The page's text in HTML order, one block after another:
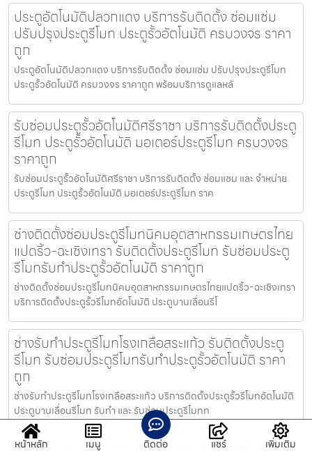
ประตูอัตโนมัติปลวกแดง บริการรับติดตั้ง ซ่อมแซ่ม
ปรับปรุงประตูรีโมท ประตูรั้วอัตโนมัติ ครบวงจร ราคา
ถูก
ประตูอัตโนมัติปลวกแดง บริการรับติดตั้ง ซ่อมแซ่ม ปรับปรุงประตูรีโมท
ประตูรั้วอัตโนมัติ ครบวงจร ราคาถูก พร้อมบริการดูแลหลั
รับซ่อมประตูรั้วอัตโนมัติศรีราชา บริการรับติดตั้งประตู
รีโมท ประตูรั้วอัตโนมัติ มอเตอร์ประตูรีโมท ครบวงจร
ราคาถูก
รับซ่อมประตูรั้วอัตโนมัติศรีราชา บริการรับติดตั้ง ซ่อมแซม และ จำหน่าย
ประตูรีโมท ประตูรั้วอัตโนมัติ มอเตอร์ประตูรีโมท ราค
ช่างติดตั้งซ่อมประตูรีโมทนิคมอุตสาหกรรมเกษตรไทย
แปดริ้ว-ฉะเชิงเทรา รับติดตั้งประตูรีโมท รับซ่อมประตู
รีโมทรับทำประตูรั้วอัตโนมัติ ราคาถูก
ช่างติดตั้งซ่อมประตูรีโมทนิคมอุตสาหกรรมเกษตรไทยแปดริ้ว-ฉะเชิงเทรา
บริการติดตั้งประตูรั้วรีโมทอัตโนมัติ ประตูบานเลื่อนรีโ
ช่างรับทำประตูรีโมทโรงเกลือสระแก้ว รับติดตั้งประตู
รีโมท รับซ่อมประตูรีโมทรับทำประตูรั้วอัตโนมัติ ราคา
ถูก
ช่างรับทำประตูรีโมทโรงเกลือสระแก้ว บริการติดตั้งประตูรั้วรีโมทอัตโนมัติ
ประตูบานเลื่อนรีโมท รับทำ และ รับซ่อมประตูรีโมทท
หน้าหลัก เมนู ติดต่อ แชร์ เพิ่มเติม